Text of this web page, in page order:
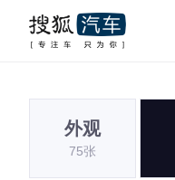
外观
75张